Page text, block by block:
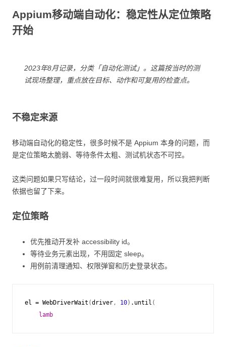
Appium移动端自动化：稳定性从定位策略
开始
2023年8月记录，分类「自动化测试」。这篇按当时的测
试现场整理，重点放在目标、动作和可复用的检查点。
不稳定来源
移动端自动化的稳定性，很多时候不是 Appium 本身的问题，而
是定位策略太脆弱、等待条件太粗、测试机状态不可控。
这类问题如果只写结论，过一段时间就很难复用，所以我把判断
依据也留了下来。
定位策略
优先推动开发补 accessibility id。
等待业务元素出现，不用固定 sleep。
用例前清理通知、权限弹窗和历史登录状态。
el = WebDriverWait (driver, 10) . until (
lamb